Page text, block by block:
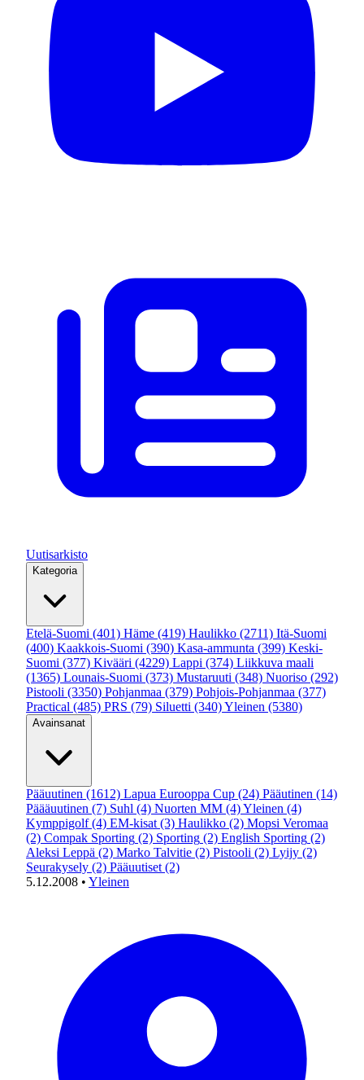
Uutisarkisto
Kategoria
Etelä-Suomi (401) Häme (419) Haulikko (2711) Itä-Suomi
(400) Kaakkois-Suomi (390) Kasa-ammunta (399) Keski-
Suomi (377) Kivääri (4229) Lappi (374) Liikkuva maali
(1365) Lounais-Suomi (373) Mustaruuti (348) Nuoriso (292)
Pistooli (3350) Pohjanmaa (379) Pohjois-Pohjanmaa (377)
Practical (485) PRS (79) Siluetti (340)Yleinen (5380)
Avainsanat
Pääuutinen (1612) Lapua Eurooppa Cup (24) Pääutinen (14)
Päääuutinen (7) Suhl (4) Nuorten MM (4)Yleinen (4)
Kymppigolf (4) EM-kisat (3) Haulikko (2) Mopsi Veromaa
(2) Compak Sporting (2) Sporting (2) English Sporting (2)
Aleksi Leppä (2) Marko Talvitie (2) Pistooli (2) Lyijy (2)
Seurakysely (2) Pääuutiset (2)
5.12.2008 • Yleinen